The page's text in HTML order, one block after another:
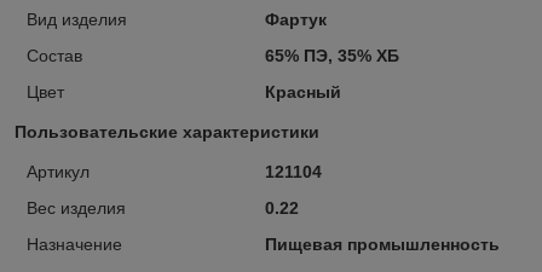
Вид изделия
Фартук
Состав
65% ПЭ, 35% ХБ
Цвет
Красный
Пользовательские характеристики
Артикул
121104
Вес изделия
0.22
Назначение
Пищевая промышленность